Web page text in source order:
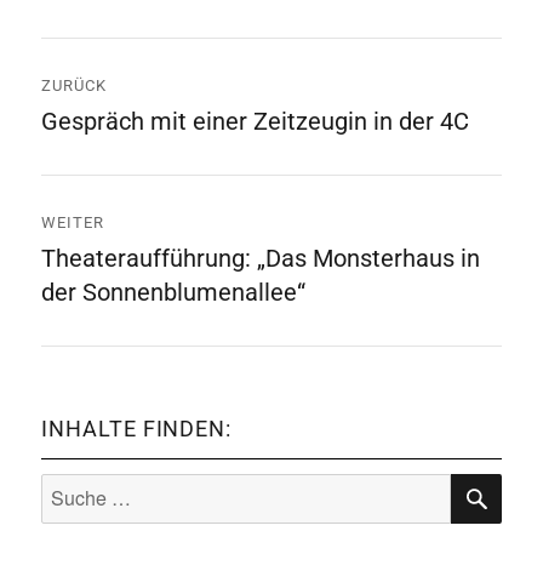
Navigation
ZURÜCK
Vorheriger
Gespräch mit einer Zeitzeugin in der 4C
WEITER
Nächster
Beitrag:
Theateraufführung: „Das Monsterhaus in
der Sonnenblumenallee“
INHALTE FINDEN:
Suche
nach:
SUCHE